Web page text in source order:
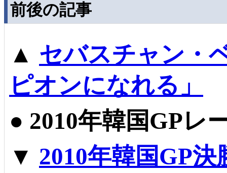
前後の記事
▲ セバスチャン・
ピオンになれる」
● 2010年韓国GPレ
▼ 2010年韓国GP決